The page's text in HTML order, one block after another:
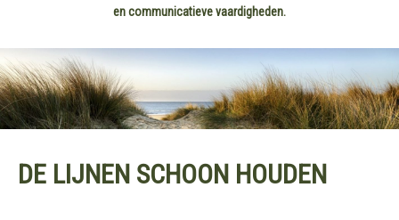
en communicatieve vaardigheden.
DE LIJNEN SCHOON HOUDEN